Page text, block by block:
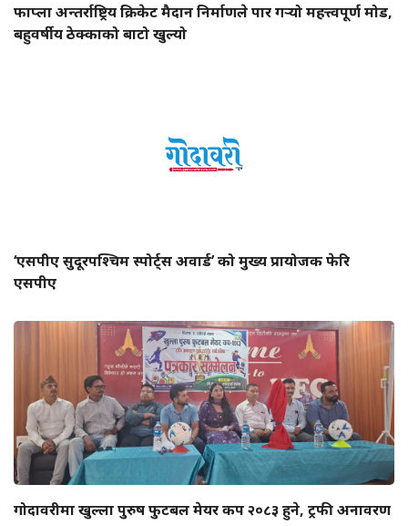
फाप्ला अन्तर्राष्ट्रिय क्रिकेट मैदान निर्माणले पार गर्‍यो महत्त्वपूर्ण मोड,
बहुवर्षीय ठेक्काको बाटो खुल्यो
‘एसपीए सुदूरपश्चिम स्पोर्ट्स अवार्ड’ को मुख्य प्रायोजक फेरि
एसपीए
गोदावरीमा खुल्ला पुरुष फुटबल मेयर कप २०८३ हुने, ट्रफी अनावरण